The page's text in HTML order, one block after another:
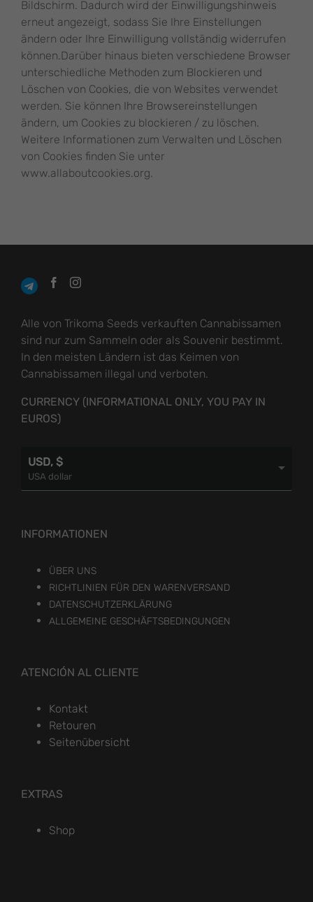
Bildschirm. Dadurch wird der Einwilligungshinweis
erneut angezeigt, sodass Sie Ihre Einstellungen
ändern oder Ihre Einwilligung vollständig widerrufen
können.Darüber hinaus bieten verschiedene Browser
unterschiedliche Methoden zum Blockieren und
Löschen von Cookies, die von Websites verwendet
werden. Sie können Ihre Browsereinstellungen
ändern, um Cookies zu blockieren / zu löschen.
Weitere Informationen zum Verwalten und Löschen
von Cookies finden Sie unter
www.allaboutcookies.org.
Alle von Trikoma Seeds verkauften Cannabissamen
sind nur zum Sammeln oder als Souvenir bestimmt.
In den meisten Ländern ist das Keimen von
Cannabissamen illegal und verboten.
CURRENCY (INFORMATIONAL ONLY, YOU PAY IN
EUROS)
USD, $
USA dollar
INFORMATIONEN
ÜBER UNS
RICHTLINIEN FÜR DEN WARENVERSAND
DATENSCHUTZERKLÄRUNG
ALLGEMEINE GESCHÄFTSBEDINGUNGEN
ATENCIÓN AL CLIENTE
Kontakt
Retouren
Seitenübersicht
EXTRAS
Shop